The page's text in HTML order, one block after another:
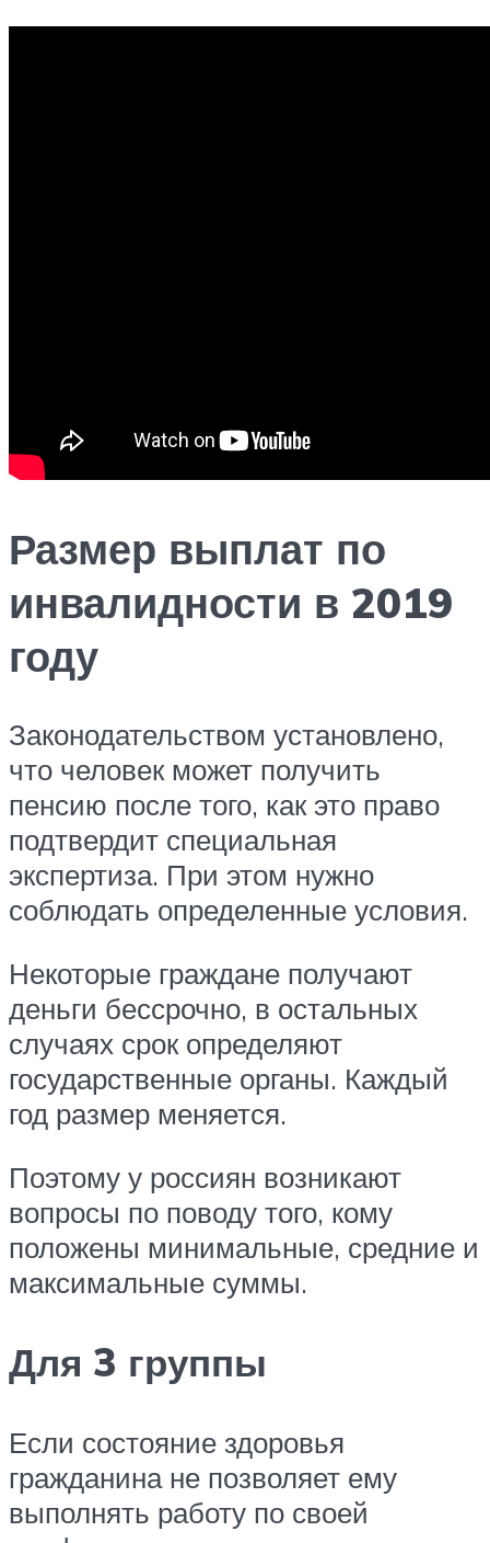
Размер выплат по
инвалидности в 2019
году
Законодательством установлено,
что человек может получить
пенсию после того, как это право
подтвердит специальная
экспертиза. При этом нужно
соблюдать определенные условия.
Некоторые граждане получают
деньги бессрочно, в остальных
случаях срок определяют
государственные органы. Каждый
год размер меняется.
Поэтому у россиян возникают
вопросы по поводу того, кому
положены минимальные, средние и
максимальные суммы.
Для 3 группы
Если состояние здоровья
гражданина не позволяет ему
выполнять работу по своей